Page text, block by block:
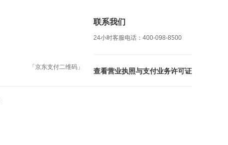
「京东支付二维码」
联系我们
24小时客服电话：400-098-8500
查看营业执照与支付业务许可证